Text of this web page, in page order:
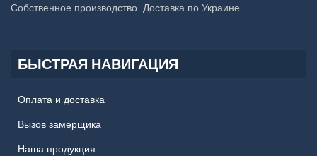
Собственное производство. Доставка по Украине.
БЫСТРАЯ НАВИГАЦИЯ
Оплата и доставка
Вызов замерщика
Наша продукция